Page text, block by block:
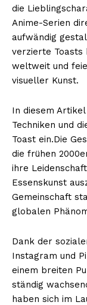
die
Anime-Serien
aufwändig
verzierte Toasts
weltweit und
visueller Kunst.
In diesem
Techniken und
Toast ein.Die
die frühen
ihre
Essenskunst
Gemeinschaft
globalen
Dank der
Instagram und
einem breiten
ständig
haben sich im